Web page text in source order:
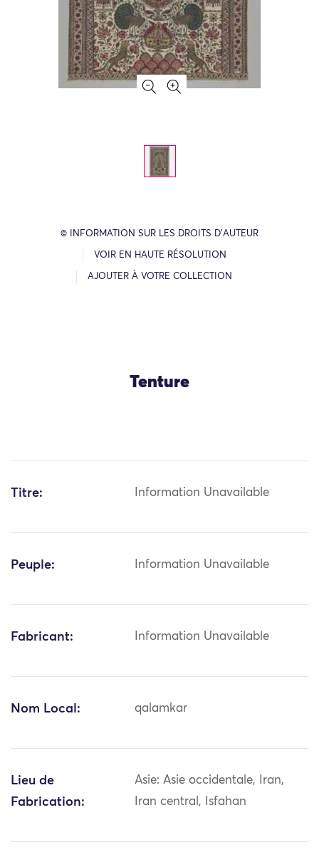
© INFORMATION SUR LES DROITS D’AUTEUR
VOIR EN HAUTE RÉSOLUTION
AJOUTER À VOTRE COLLECTION
Tenture
Titre: Information Unavailable
Peuple: Information Unavailable
Fabricant: Information Unavailable
Nom Local: qalamkar
Lieu de
Fabrication:
Asie: Asie occidentale, Iran,
Iran central, Isfahan